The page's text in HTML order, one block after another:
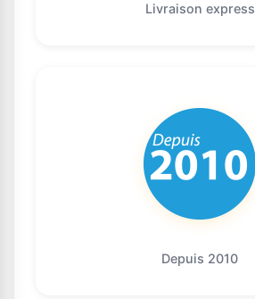
Livraison express
Depuis 2010